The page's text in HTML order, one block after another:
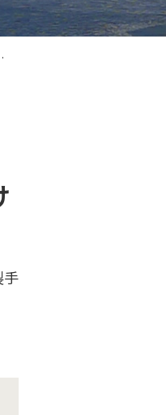
取り付けました。
手